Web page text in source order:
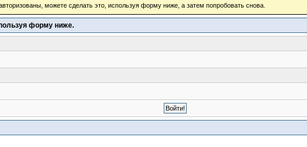
можете сделать это, используя форму ниже, а затем попробовать снова.
форму ниже.